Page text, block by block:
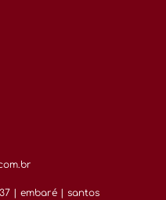
| embaré | santos